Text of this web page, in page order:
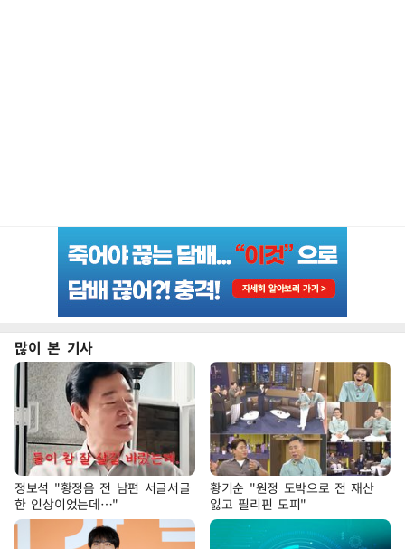
많이 본 기사
정보석 "황정음 전 남편 서글서글
한 인상이었는데…"
황기순 "원정 도박으로 전 재산
잃고 필리핀 도피"